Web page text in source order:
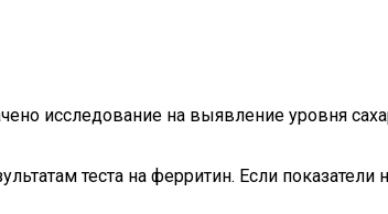
исследование на выявление уровня
теста на ферритин. Если